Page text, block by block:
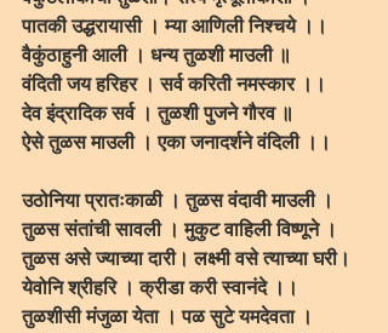
पातकी उद्धरायासी । म्या आणिली निश्चये ।।
वैकुंठाहुनी आली । धन्य तुळशी माउली ॥
वंदिती जय हरिहर । सर्व करिती नमस्कार ।।
देव इंद्रादिक सर्व । तुळशी पुजने गौरव ॥
ऐसे तुळस माउली । एका जनादर्शने वंदिली ।।
उठोनिया प्रातःकाळी । तुळस वंदावी माउली ।
तुळस संतांची सावली । मुकुट वाहिली विष्णूने ।
तुळस असे ज्याच्या दारी। लक्ष्मी वसे त्याच्या घरी।
येवोनि श्रीहरि । क्रीडा करी स्वानंदे ।।
तुळशीसी मंजुळा येता । पळ सुटे यमदेवता ।